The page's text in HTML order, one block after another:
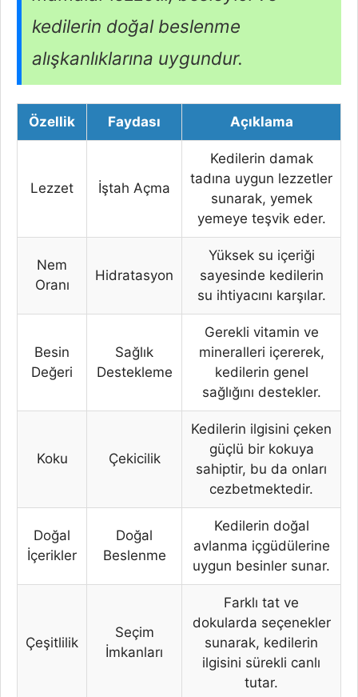
kedilerin doğal beslenme
alışkanlıklarına uygundur.
Özellik Faydası Açıklama
Lezzet İştah Açma
Kedilerin damak
tadına uygun lezzetler
sunarak, yemek
yemeye teşvik eder.
Nem
Oranı
Hidratasyon
Yüksek su içeriği
sayesinde kedilerin
su ihtiyacını karşılar.
Besin
Değeri
Sağlık
Destekleme
Gerekli vitamin ve
mineralleri içererek,
kedilerin genel
sağlığını destekler.
Koku Çekicilik
Kedilerin ilgisini çeken
güçlü bir kokuya
sahiptir, bu da onları
cezbetmektedir.
Doğal
İçerikler
Doğal
Beslenme
Kedilerin doğal
avlanma içgüdülerine
uygun besinler sunar.
Çeşitlilik
Seçim
İmkanları
Farklı tat ve
dokularda seçenekler
sunarak, kedilerin
ilgisini sürekli canlı
tutar.